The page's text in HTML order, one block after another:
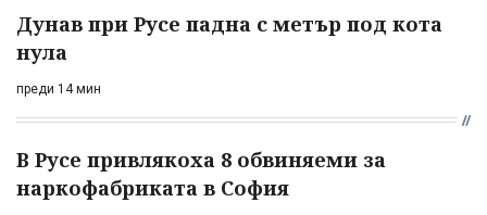
Дунав при Русе падна с метър под кота
нула
преди 14 мин
В Русе привлякоха 8 обвиняеми за
наркофабриката в София